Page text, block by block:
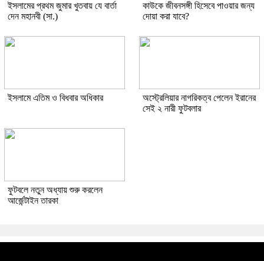
ইসলামের প্রথম জুমার খুতবায় যে বার্তা
দেন মহানবী (সা.)
কাউকে জীবনসঙ্গী হিসেবে পাওয়ার জন্য
দোয়া করা যাবে?
ইসলামে এতিম ও বিধবার অধিকার
অস্ট্রেলিয়ার নাগরিকত্ব পেলেন ইরানের
সেই ২ নারী ফুটবলার
ফুটবলে নতুন অধ্যায় শুরু করলেন
আর্জেন্টাইন তারকা